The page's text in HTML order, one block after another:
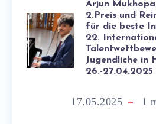
Arjun
2.Preis und
für die beste
22.
Jugendliche in
26.-27.04.2025
17.05.2025 1